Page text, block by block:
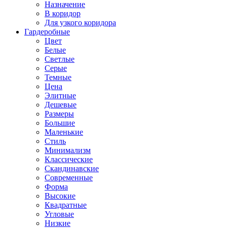
Назначение
В коридор
Для узкого коридора
Гардеробные
Цвет
Белые
Светлые
Серые
Темные
Цена
Элитные
Дешевые
Размеры
Большие
Маленькие
Стиль
Минимализм
Классические
Скандинавские
Современные
Форма
Высокие
Квадратные
Угловые
Низкие